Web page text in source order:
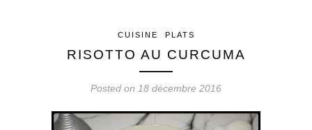
CUISINE PLATS
RISOTTO AU CURCUMA
Posted on 18 décembre 2016